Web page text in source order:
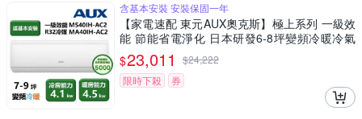
含基本安裝 安裝保固一年
【家電速配 東元AUX奧克斯】極上系列 一級效
能 節能省電淨化 日本研發6-8坪變頻冷暖冷氣
機(MS40IH-AC2/MA40IH-AC2)
$23,011 $24,222
限時下殺
券